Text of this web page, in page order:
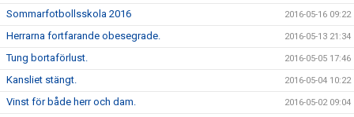
Sommarfotbollsskola 2016 2016-05-16 09:22
Herrarna fortfarande obesegrade. 2016-05-13 21:34
Tung bortaförlust. 2016-05-05 17:46
Kansliet stängt. 2016-05-04 10:22
Vinst för både herr och dam. 2016-05-02 09:04